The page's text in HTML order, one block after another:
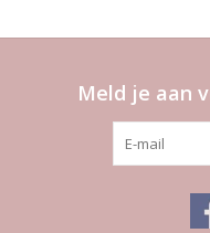
Meld je aan